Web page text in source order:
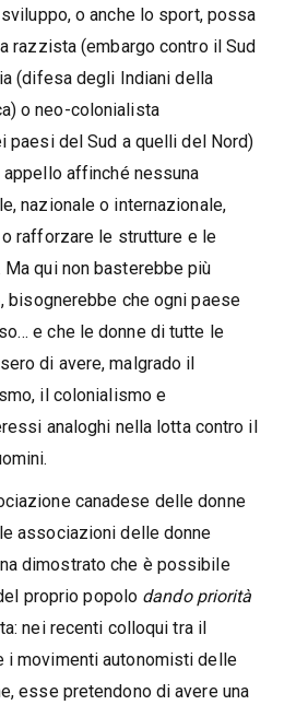
o anche lo sport, possa
razzista (embargo contro il Sud
(difesa degli Indiani della
o neo-colonialista
paesi del Sud a quelli del Nord)
affinché nessuna
nazionale o internazionale,
rafforzare le strutture e le
qui non basterebbe più
bisognerebbe che ogni paese
e che le donne di tutte le
di avere, malgrado il
il colonialismo e
analoghi nella lotta contro il
canadese delle donne
associazioni delle donne
dimostrato che è possibile
proprio popolo dando priorità
nei recenti colloqui tra il
i movimenti autonomisti delle
esse pretendono di avere una